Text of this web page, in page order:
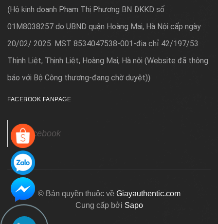
( Hộ kinh doanh Phạm Thị Phương BN ĐKKD số
01M8038257 do UBND quận Hoàng Mai, Hà Nội cấp ngày
20/02/ 2025. MST 8534047538-001-địa chỉ 42/197/53
Thịnh Liệt, Thịnh Liệt, Hoàng Mai, Hà nội (Website đã thông
báo với Bộ Công thương-đang chờ duyệt))
FACEBOOK FANPAGE
Facebook
© Bản quyền thuộc về Giayauthentic.com
Cung cấp bởi Sapo